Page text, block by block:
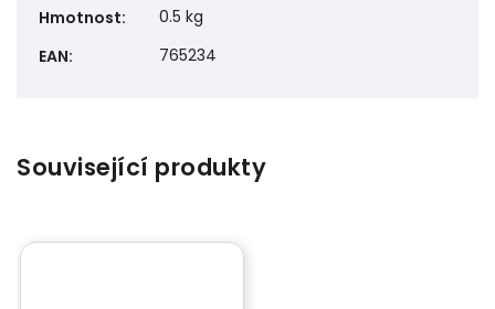
Hmotnost:
0.5 kg
EAN: 765234
Související produkty